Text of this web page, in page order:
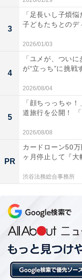
3
「足長いし子煩
子どもたちとのデ
2026/01/03
4
「ユメが、つい
が“立っち”に挑
2026/08/04
5
「顔ちっっちゃ
道旅行を公開！
2026/08/08
PR
カードローン50
ヶ月停止して『
渋谷法務総合事務所